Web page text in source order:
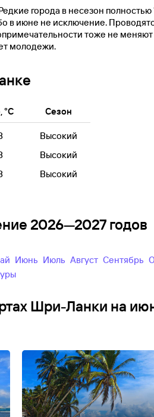
города в несезон
в июне не исключение.
тоже не
молодежи.
°C Сезон
Высокий
Высокий
Высокий
2026—2027 годов
Май Июнь Июль Август Сентябрь
Шри-Ланки на